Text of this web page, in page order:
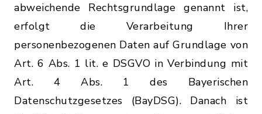
abweichende Rechtsgrundlage genannt ist,
erfolgt die Verarbeitung Ihrer
personenbezogenen Daten auf Grundlage von
Art. 6 Abs. 1 lit. e DSGVO in Verbindung mit
Art. 4 Abs. 1 des Bayerischen
Datenschutzgesetzes (BayDSG). Danach ist